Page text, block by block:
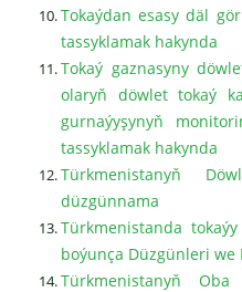
Tokaýdan esasy däl
tassyklamak hakynda
Tokaý gaznasyny
olaryň döwlet tokaý
gurnaýyşynyň
tassyklamak hakynda
Türkmenistanyň
düzgünnama
Türkmenistanda
boýunça Düzgünleri we
Türkmenistanyň